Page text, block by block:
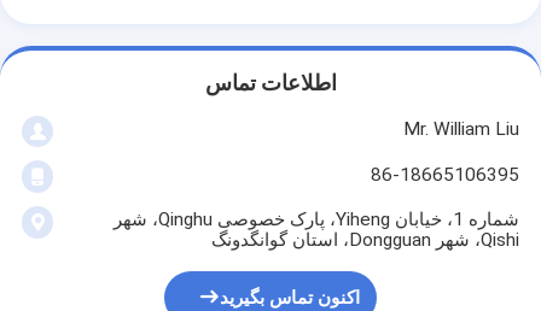
اطلاعات تماس
Mr. William Liu
86-18665106395
شماره 1، خیابان Yiheng، پارک خصوصی Qinghu، شهر
Qishi، شهر Dongguan، استان گوانگدونگ
اکنون تماس بگیرید